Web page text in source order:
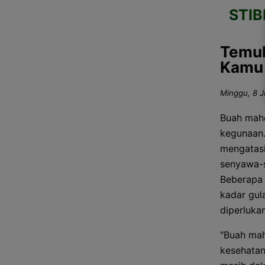
Kamu
Minggu, 8
Buah
kadar
"Buah